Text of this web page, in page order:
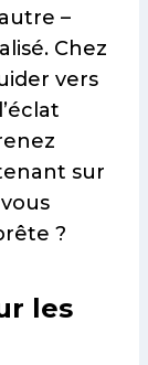
–
Chez
vers
sur
?
les